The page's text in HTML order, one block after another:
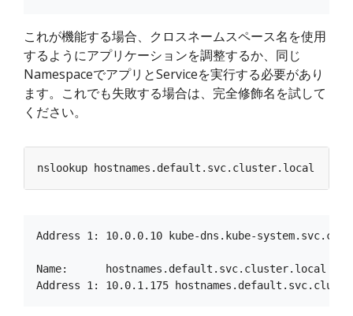
これが機能する場合、クロスネームスペース名を使用
するようにアプリケーションを調整するか、同じ
NamespaceでアプリとServiceを実行する必要があり
ます。これでも失敗する場合は、完全修飾名を試して
ください。
Address 1: 10.0.0.10 kube-dns.kube-
Name:      hostnames.default.svc.cluster.local